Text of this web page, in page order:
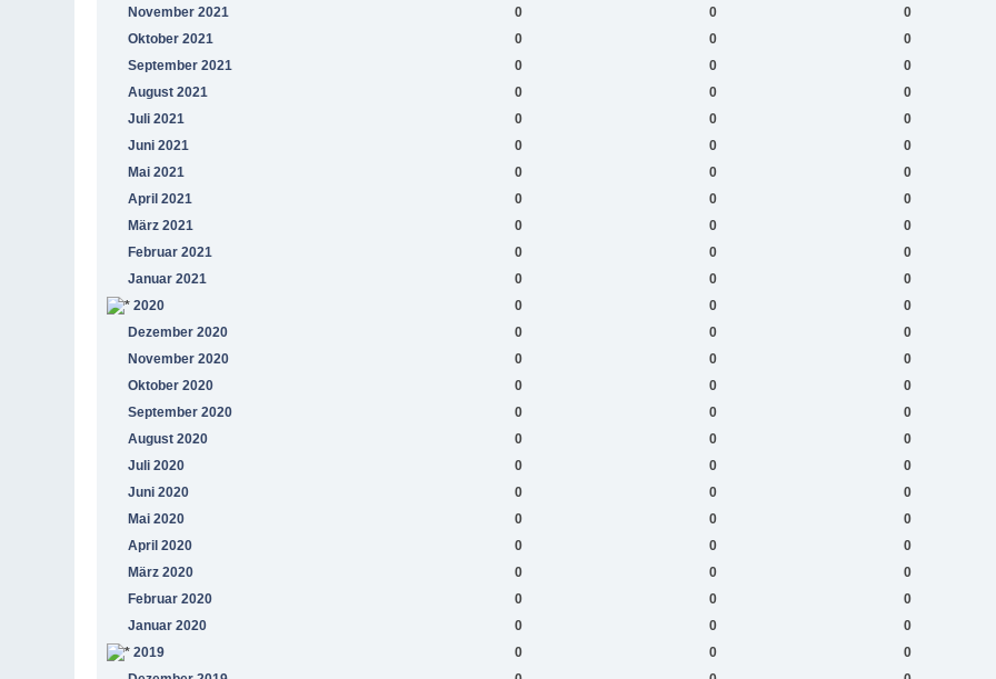
November 2021
0 0
0
Oktober 2021
0 0
0
September 2021
0 0
0
August 2021
0 0
0
Juli 2021
0 0
0
Juni 2021
0 0
0
Mai 2021
0 0
0
April 2021
0 0
0
März 2021
0 0
0
Februar 2021
0 0
0
Januar 2021
0 0
0
2020
0 0
0
Dezember 2020
0 0
0
November 2020
0 0
0
Oktober 2020
0 0
0
September 2020
0 0
0
August 2020
0 0
0
Juli 2020
0 0
0
Juni 2020
0 0
0
Mai 2020
0 0
0
April 2020
0 0
0
März 2020
0 0
0
Februar 2020
0 0
0
Januar 2020
0 0
0
2019
0 0
0